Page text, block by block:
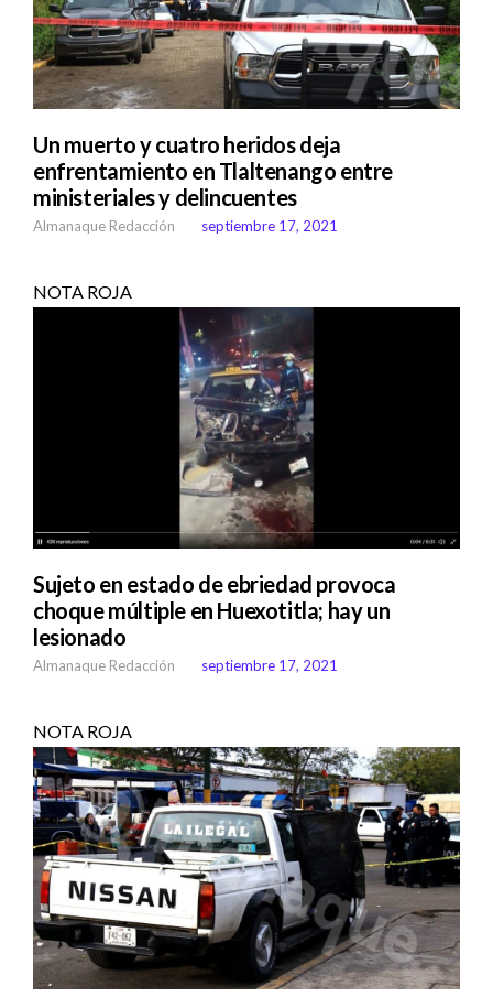
Un muerto y cuatro heridos deja
enfrentamiento en Tlaltenango entre
ministeriales y delincuentes
Almanaque Redacción septiembre 17, 2021
NOTA ROJA
Sujeto en estado de ebriedad provoca
choque múltiple en Huexotitla; hay un
lesionado
Almanaque Redacción septiembre 17, 2021
NOTA ROJA